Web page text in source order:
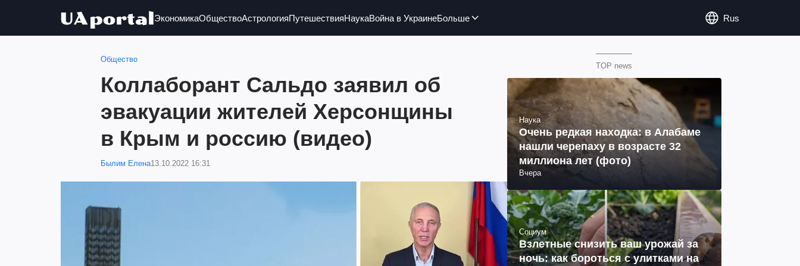
ЭкономикаОбществоАстрологияПутешествияНаукаВойна в УкраинеБольше Rus
Общество
Коллаборант Сальдо заявил об
эвакуации жителей Херсонщины
в Крым и россию (видео)
Былим Елена13.10.2022 16:31
TOP news
Наука
Очень редкая находка: в Алабаме
нашли черепаху в возрасте 32
миллиона лет (фото)
Вчера
Социум
Взлетные снизить ваш урожай за
ночь: как бороться с улитками на